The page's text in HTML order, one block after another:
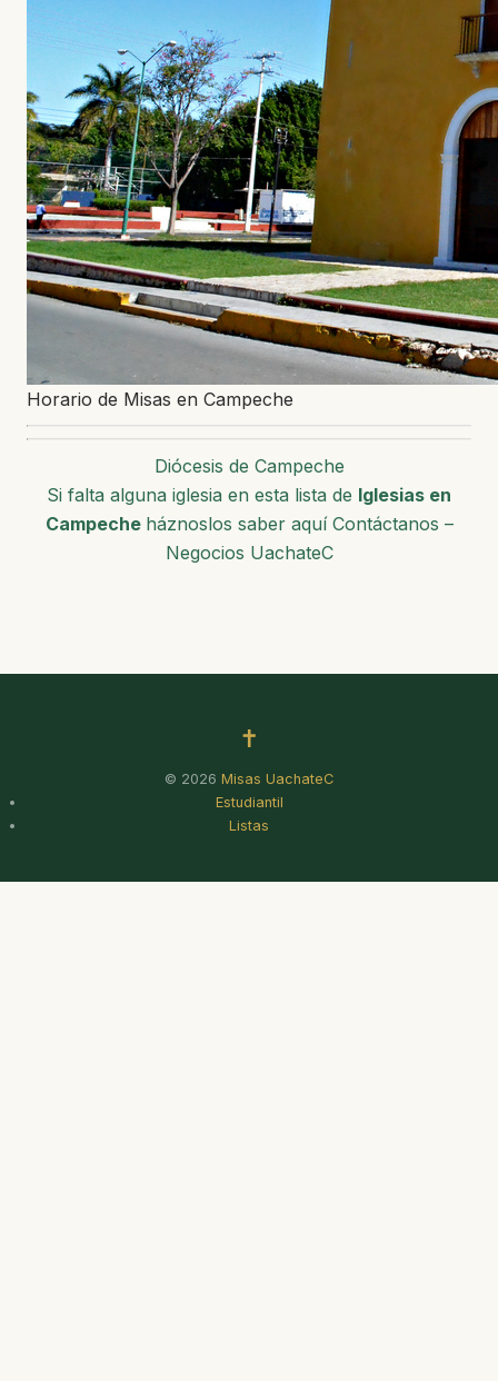
Horario de Misas en Campeche
Diócesis de Campeche
Si falta alguna iglesia en esta lista de Iglesias en
Campeche háznoslos saber aquí Contáctanos –
Negocios UachateC
✝
© 2026 Misas UachateC
Estudiantil
Listas